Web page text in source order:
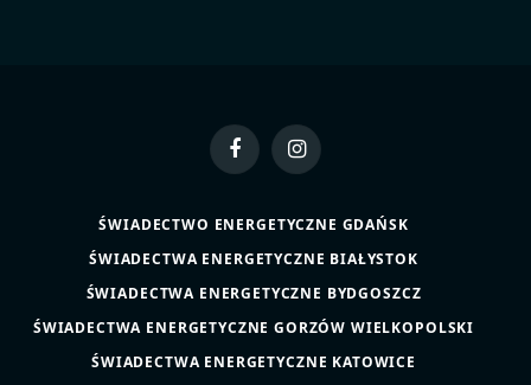
FacebookInstagram
ŚWIADECTWO ENERGETYCZNE GDAŃSK
ŚWIADECTWA ENERGETYCZNE BIAŁYSTOK
ŚWIADECTWA ENERGETYCZNE BYDGOSZCZ
ŚWIADECTWA ENERGETYCZNE GORZÓW WIELKOPOLSKI
ŚWIADECTWA ENERGETYCZNE KATOWICE